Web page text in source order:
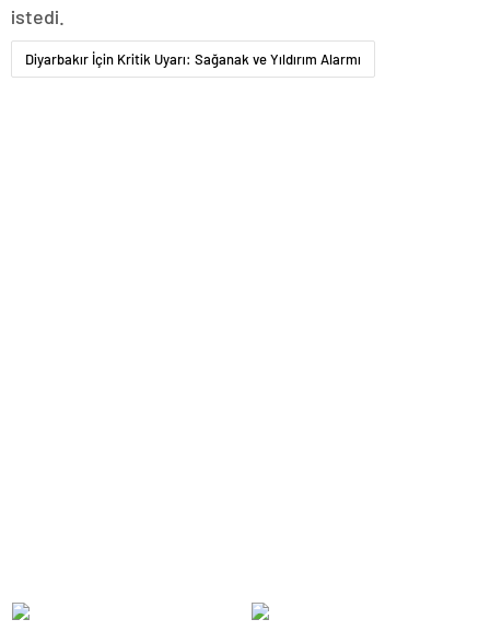
istedi.
Diyarbakır İçin Kritik Uyarı: Sağanak ve Yıldırım Alarmı